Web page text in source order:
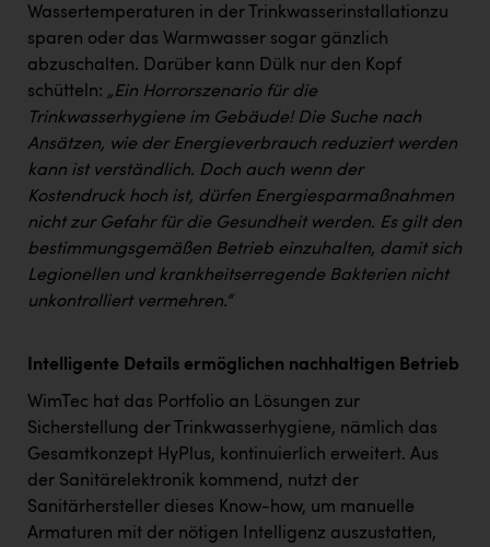
SCRI - Salzburg Cancer Research Institute
SCHMACHTL GmbH
Schwingshandl - automation technology gmbh
Seher + Partner
Smurfit Westrock Nettingsdorf
TCL
TGW Logistics
TRAILOMAT & Cycling Austria
Vier Diamanten
Wir besiegen Krebs
Wirtschaftskammer OÖ
ZGONC
Wassertemperaturen in der Trinkwasserinstallationzu
sparen oder das Warmwasser sogar gänzlich
abzuschalten. Darüber kann Dülk nur den Kopf
schütteln: „Ein Horrorszenario für die
Trinkwasserhygiene im Gebäude! Die Suche nach
Ansätzen, wie der Energieverbrauch reduziert werden
kann ist verständlich. Doch auch wenn der
Kostendruck hoch ist, dürfen Energiesparmaßnahmen
nicht zur Gefahr für die Gesundheit werden. Es gilt den
bestimmungsgemäßen Betrieb einzuhalten, damit sich
Legionellen und krankheitserregende Bakterien nicht
unkontrolliert vermehren.“
Intelligente Details ermöglichen nachhaltigen Betrieb
WimTec hat das Portfolio an Lösungen zur
Sicherstellung der Trinkwasserhygiene, nämlich das
Gesamtkonzept HyPlus, kontinuierlich erweitert. Aus
der Sanitärelektronik kommend, nutzt der
Sanitärhersteller dieses Know-how, um manuelle
Armaturen mit der nötigen Intelligenz auszustatten,